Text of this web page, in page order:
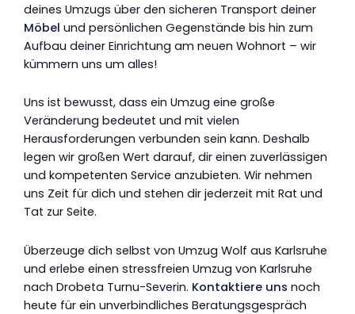
deines Umzugs über den sicheren Transport deiner
Möbel und persönlichen Gegenstände bis hin zum
Aufbau deiner Einrichtung am neuen Wohnort – wir
kümmern uns um alles!
Uns ist bewusst, dass ein Umzug eine große
Veränderung bedeutet und mit vielen
Herausforderungen verbunden sein kann. Deshalb
legen wir großen Wert darauf, dir einen zuverlässigen
und kompetenten Service anzubieten. Wir nehmen
uns Zeit für dich und stehen dir jederzeit mit Rat und
Tat zur Seite.
Überzeuge dich selbst von Umzug Wolf aus Karlsruhe
und erlebe einen stressfreien Umzug von Karlsruhe
nach Drobeta Turnu-Severin. Kontaktiere uns noch
heute für ein unverbindliches Beratungsgespräch